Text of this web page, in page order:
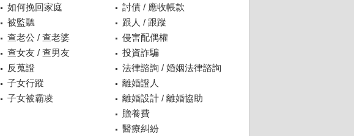
如何挽回家庭
被監聽
查老公 / 查老婆
查女友 / 查男友
反蒐證
子女行蹤
子女被霸凌
討債 / 應收帳款
跟人 / 跟蹤
侵害配偶權
投資詐騙
法律諮詢 / 婚姻法律諮詢
離婚證人
離婚設計 / 離婚協助
贍養費
醫療糾紛